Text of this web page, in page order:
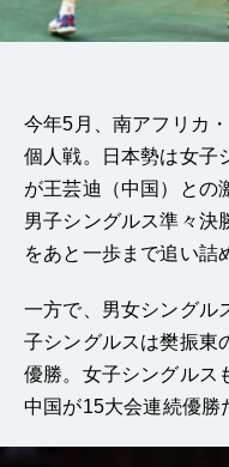
今年5月、南アフリカ
個人戦。日本勢は女子
が王芸迪（中国）との
男子シングルス準々決
をあと一歩まで追い詰
一方で、男女シングル
子シングルスは樊振東
優勝。女子シングルス
中国が15大会連続優勝